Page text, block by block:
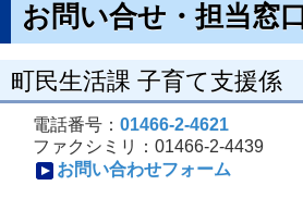
お問い合せ・担当窓口
町民生活課 子育て支援係
電話番号： 01466-2-4621
ファクシミリ：01466-2-4439
お問い合わせフォーム